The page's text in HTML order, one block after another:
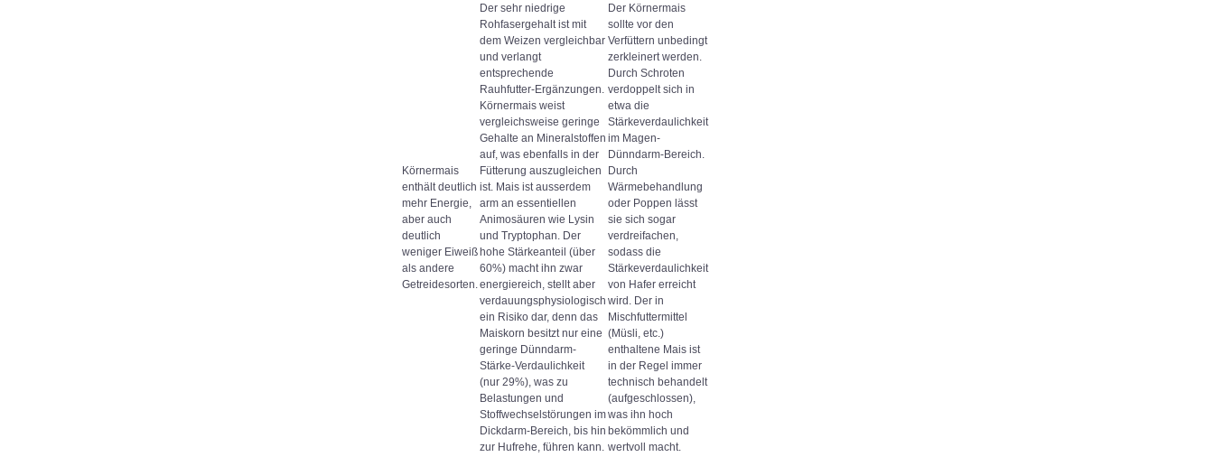
Körnermais
enthält deutlich
mehr Energie,
aber auch
deutlich
weniger Eiweiß
als andere
Getreidesorten.
Der sehr niedrige
Rohfasergehalt ist mit
dem Weizen vergleichbar
und verlangt
entsprechende
Rauhfutter-Ergänzungen.
Körnermais weist
vergleichsweise geringe
Gehalte an Mineralstoffen
auf, was ebenfalls in der
Fütterung auszugleichen
ist. Mais ist ausserdem
arm an essentiellen
Animosäuren wie Lysin
und Tryptophan. Der
hohe Stärkeanteil (über
60%) macht ihn zwar
energiereich, stellt aber
verdauungsphysiologisch
ein Risiko dar, denn das
Maiskorn besitzt nur eine
geringe Dünndarm-
Stärke-Verdaulichkeit
(nur 29%), was zu
Belastungen und
Stoffwechselstörungen im
Dickdarm-Bereich, bis hin
zur Hufrehe, führen kann.
Der Körnermais
sollte vor den
Verfüttern unbedingt
zerkleinert werden.
Durch Schroten
verdoppelt sich in
etwa die
Stärkeverdaulichkeit
im Magen-
Dünndarm-Bereich.
Durch
Wärmebehandlung
oder Poppen lässt
sie sich sogar
verdreifachen,
sodass die
Stärkeverdaulichkeit
von Hafer erreicht
wird. Der in
Mischfuttermittel
(Müsli, etc.)
enthaltene Mais ist
in der Regel immer
technisch behandelt
(aufgeschlossen),
was ihn hoch
bekömmlich und
wertvoll macht.